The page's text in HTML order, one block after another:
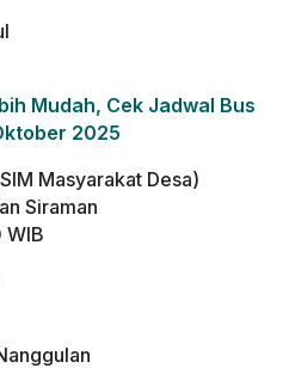
Mudah, Cek Jadwal Bus
2025
Masyarakat Desa)
Siraman
WIB